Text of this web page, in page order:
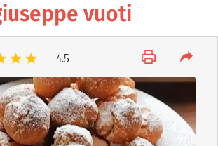
vuoti
4.5